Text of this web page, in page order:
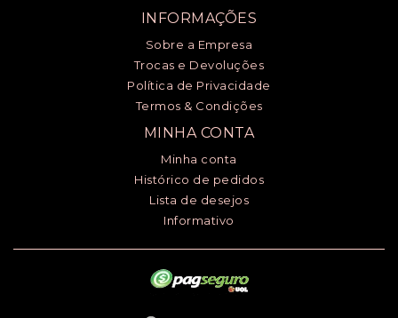
INFORMAÇÕES
Sobre a Empresa
Trocas e Devoluções
Política de Privacidade
Termos & Condições
MINHA CONTA
Minha conta
Histórico de pedidos
Lista de desejos
Informativo